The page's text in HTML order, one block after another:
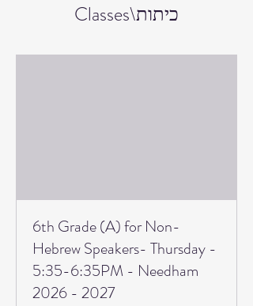
Classes\כיתות
6th Grade (A) for Non-
Hebrew Speakers- Thursday -
5:35-6:35PM - Needham
2026 - 2027